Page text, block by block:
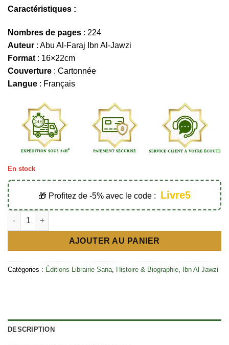
Caractéristiques :
Nombres de pages : 224
Auteur : Abu Al-Faraj Ibn Al-Jawzi
Format : 16×22cm
Couverture : Cartonnée
Langue : Français
En stock
🎁 Profitez de -5% avec le code : Livre5
quantité de Al Hassan Al Basri (Sa piété, ses sagesses, sa
AJOUTER AU PANIER
Catégories : Éditions Librairie Sana Histoire & Biographie Ibn Al Jawzi
DESCRIPTION